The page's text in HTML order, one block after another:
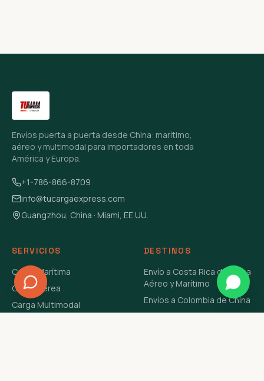
Envíos puerta a puerta desde China: marítimo,
aéreo y multimodal para importadores en toda
América y Europa.
+1-786-866-8709
info@tucargaexpress.com
Guangzhou, China · Miami, EE.UU.
SERVICIOS
Carga Marítima
Carga Aérea
Carga Multimodal
DESTINOS
Envío a Costa Rica de China
Aéreo y Marítimo
Envíos a Colombia de China